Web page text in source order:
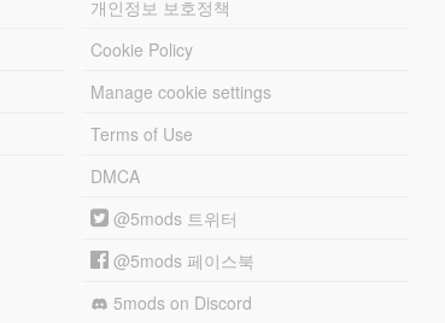
개인정보 보호정책
Cookie Policy
Manage cookie settings
Terms of Use
DMCA
@5mods 트위터
@5mods 페이스북
5mods on Discord